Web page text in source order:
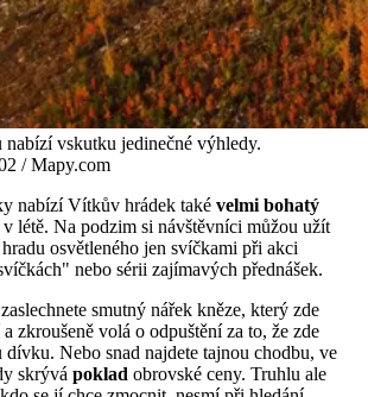
nabízí vskutku jedinečné výhledy.
/ Mapy.com
nabízí Vítkův hrádek také velmi bohatý
v létě. Na podzim si návštěvníci můžou užít
osvětleného jen svíčkami při akci
nebo sérii zajímavých přednášek.
smutný nářek kněze, který zde
zkroušeně volá o odpuštění za to, že zde
Nebo snad najdete tajnou chodbu, ve
skrývá poklad obrovské ceny. Truhlu ale